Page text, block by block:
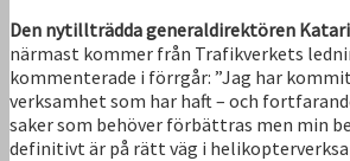
Den nytillträdda generaldirektören
närmast kommer från Trafikverkets
kommenterade i förrgår: ”Jag har
verksamhet som har haft – och
saker som behöver förbättras men min
definitivt är på rätt väg i